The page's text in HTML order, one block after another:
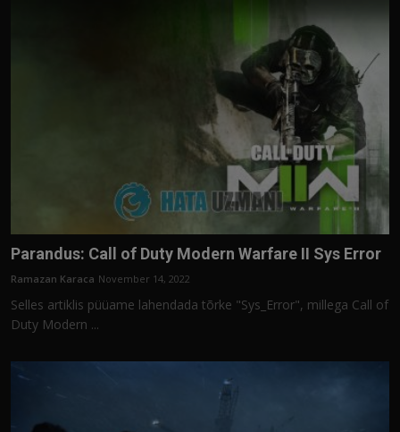
Parandus: Call of Duty Modern Warfare II Sys Error
Ramazan Karaca November 14, 2022
Selles artiklis püüame lahendada tõrke "Sys_Error", millega Call of
Duty Modern ...